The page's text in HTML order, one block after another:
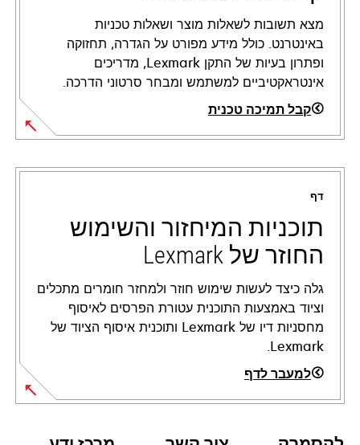
מצא תשובות לשאלות מוצר ושאלות טכניות
באינטרנט. כולל מידע מפורט על הגדרה, תחזוקה
ופתרון בעיות של התקן Lexmark, מדריכים
אינטראקטיביים למשתמש ומבחר סרטוני הדרכה.
קבל תמיכה טכנית
opens
in
new
tab
דף
תוכניות המיחזור והשימוש
החוזר של Lexmark
גלה כיצד לעשות שימוש חוזר ולמחזר חומרים מתכלים
וציוד באמצעות התוכנית עטורת הפרסים לאיסוף
מחסניות דיו של Lexmark ותוכנית איסוף הציוד של
Lexmark.
למעבר לדף